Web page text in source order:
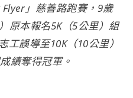
」慈善路跑賽，9歲
原本報名5K（5公里）組
工誤導至10K（10公里）
績奪得冠軍。